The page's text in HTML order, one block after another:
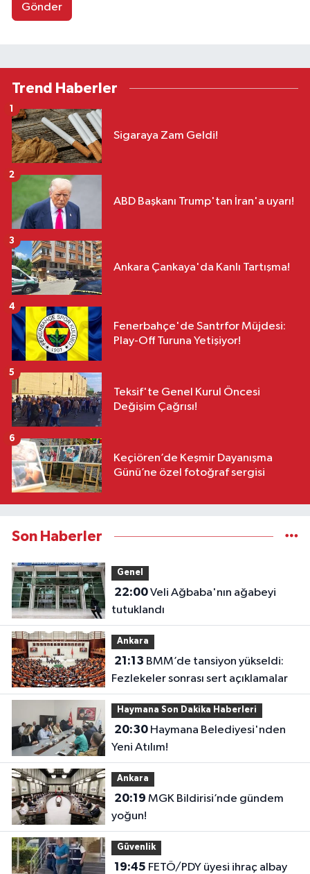
Gönder
Trend Haberler
Sigaraya Zam Geldi!
1
ABD Başkanı Trump'tan İran'a uyarı!
2
Ankara Çankaya'da Kanlı Tartışma!
3
Fenerbahçe'de Santrfor Müjdesi:
Play-Off Turuna Yetişiyor!
4
Teksif'te Genel Kurul Öncesi
Değişim Çağrısı!
5
Keçiören’de Keşmir Dayanışma
Günü’ne özel fotoğraf sergisi
6
Son Haberler
Genel
22:00Veli Ağbaba'nın ağabeyi
tutuklandı
Ankara
21:13
Fezlekeler sonrası sert açıklamalar
Haymana Son Dakika Haberleri
20:30Haymana Belediyesi'nden
Yeni Atılım!
Ankara
20:19
yoğun!
Güvenlik
19:45